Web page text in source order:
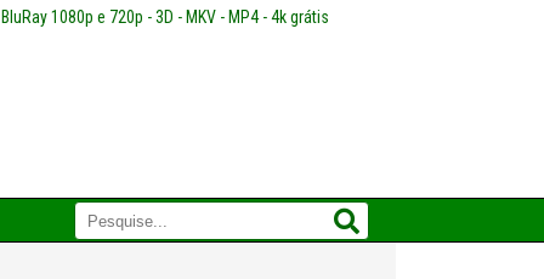
1080p e 720p - 3D - MKV - MP4 - 4k grátis